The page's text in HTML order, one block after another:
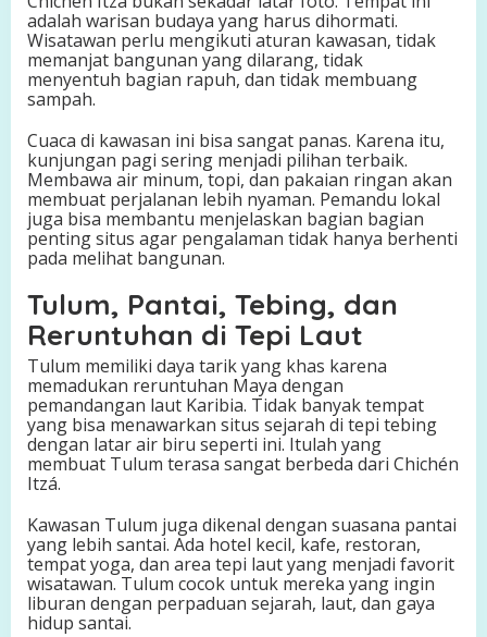
adalah warisan budaya yang harus dihormati.
Wisatawan perlu mengikuti aturan kawasan, tidak
memanjat bangunan yang dilarang, tidak
menyentuh bagian rapuh, dan tidak membuang
sampah.
Cuaca di kawasan ini bisa sangat panas. Karena itu,
kunjungan pagi sering menjadi pilihan terbaik.
Membawa air minum, topi, dan pakaian ringan akan
membuat perjalanan lebih nyaman. Pemandu lokal
juga bisa membantu menjelaskan bagian bagian
penting situs agar pengalaman tidak hanya berhenti
pada melihat bangunan.
Tulum, Pantai, Tebing, dan
Reruntuhan di Tepi Laut
Tulum memiliki daya tarik yang khas karena
memadukan reruntuhan Maya dengan
pemandangan laut Karibia. Tidak banyak tempat
yang bisa menawarkan situs sejarah di tepi tebing
dengan latar air biru seperti ini. Itulah yang
membuat Tulum terasa sangat berbeda dari Chichén
Itzá.
Kawasan Tulum juga dikenal dengan suasana pantai
yang lebih santai. Ada hotel kecil, kafe, restoran,
tempat yoga, dan area tepi laut yang menjadi favorit
wisatawan. Tulum cocok untuk mereka yang ingin
liburan dengan perpaduan sejarah, laut, dan gaya
hidup santai.